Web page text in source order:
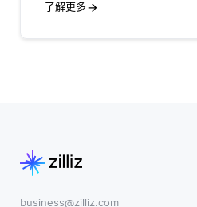
了解更多
business@zilliz.com